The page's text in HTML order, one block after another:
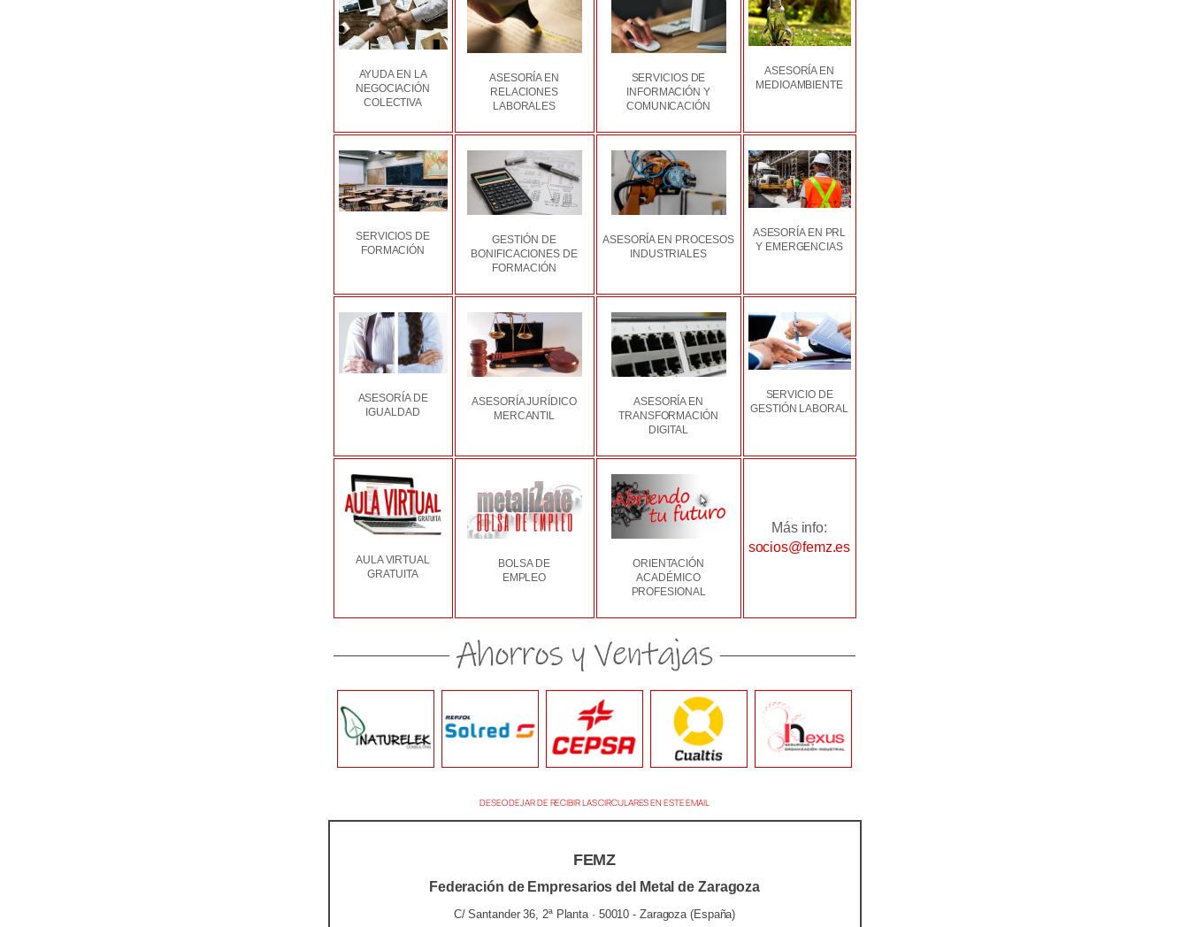
AYUDA EN LA
NEGOCIACIÓN
COLECTIVA
ASESORÍA EN
RELACIONES
LABORALES
SERVICIOS DE
INFORMACIÓN Y
COMUNICACIÓN
ASESORÍA EN
MEDIOAMBIENTE
SERVICIOS DE
FORMACIÓN
GESTIÓN DE
BONIFICACIONES DE
FORMACIÓN
ASESORÍA EN PROCESOS
INDUSTRIALES
ASESORÍA EN PRL
Y EMERGENCIAS
ASESORÍA DE
IGUALDAD
ASESORÍA JURÍDICO
MERCANTIL
ASESORÍA EN
TRANSFORMACIÓN
DIGITAL
SERVICIO DE
GESTIÓN LABORAL
AULA VIRTUAL
GRATUITA
BOLSA DE
EMPLEO
ORIENTACIÓN
ACADÉMICO
PROFESIONAL
Más info:
socios@femz.es
DESEO DEJAR DE RECIBIR LAS CIRCULARES EN ESTE EMAIL
FEMZ
Federación de Empresarios del Metal de Zaragoza
C/ Santander 36, 2ª Planta · 50010 - Zaragoza (España)